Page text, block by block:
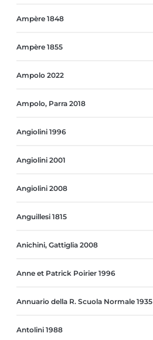
Ampère 1848
Ampère 1855
Ampolo 2022
Ampolo, Parra 2018
Angiolini 1996
Angiolini 2001
Angiolini 2008
Anguillesi 1815
Anichini, Gattiglia 2008
Anne et Patrick Poirier 1996
Annuario della R. Scuola Normale 1935
Antolini 1988